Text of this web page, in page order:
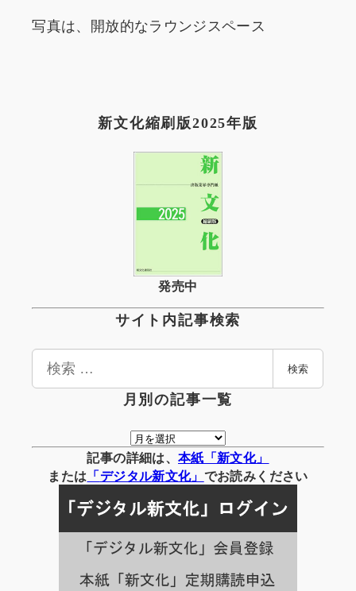
写真は、開放的なラウンジスペース
新文化縮刷版2025年版
発売中
サイト内記事検索
検
検索
月別の記事一覧
月
別
の
事
覧
記事の詳細は、 本紙「新文化」
または 「デジタル新文化」 でお読みください